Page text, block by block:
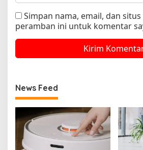
Simpan nama, email, dan
peramban ini untuk komentar
News Feed